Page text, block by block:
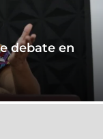
debate en